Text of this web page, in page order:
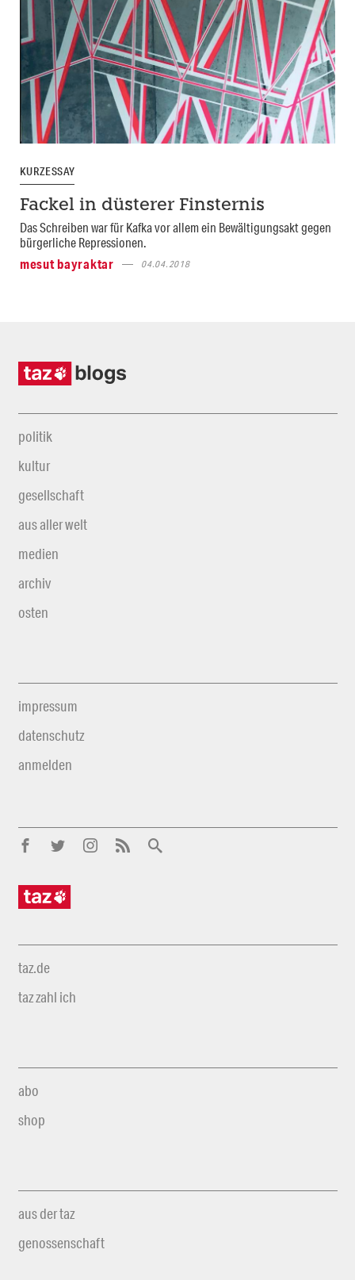
KURZESSAY
Fackel in düsterer Finsternis
Das Schreiben war für Kafka vor allem ein Bewältigungsakt gegen
bürgerliche Repressionen.
mesut bayraktar
04.04.2018
politik
kultur
gesellschaft
aus aller welt
medien
archiv
osten
impressum
datenschutz
anmelden
taz.de
taz zahl ich
abo
shop
aus der taz
genossenschaft